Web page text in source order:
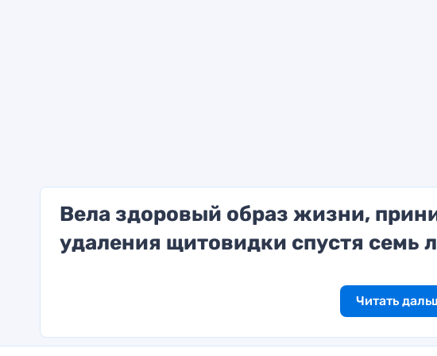
Вела здоровый образ жизни,
удаления щитовидки спустя семь
Читать